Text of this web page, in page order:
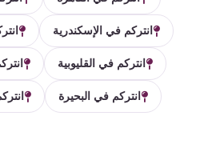
انتركم في الإسكندرية
انتركم في القليوبية
انتركم في البحيرة